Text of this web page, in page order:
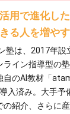
用で進化した
る人を増やす
塾は、2017年
ライン指導型の
自のAI教材「
入済み。大手予
の紹介、さらに